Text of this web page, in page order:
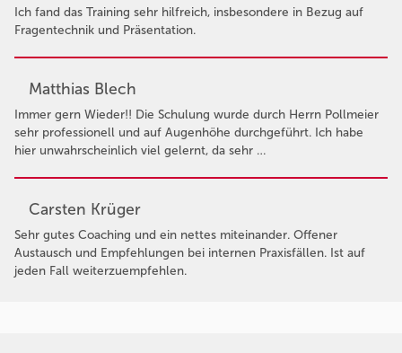
Ich fand das Training sehr hilfreich, insbesondere in Bezug auf
Fragentechnik und Präsentation.
Matthias Blech
Immer gern Wieder!! Die Schulung wurde durch Herrn Pollmeier
sehr professionell und auf Augenhöhe durchgeführt. Ich habe
hier unwahrscheinlich viel gelernt, da sehr …
Carsten Krüger
Sehr gutes Coaching und ein nettes miteinander. Offener
Austausch und Empfehlungen bei internen Praxisfällen. Ist auf
jeden Fall weiterzuempfehlen.